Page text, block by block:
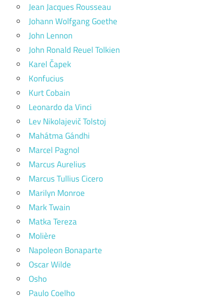
Jean Jacques Rousseau
Johann Wolfgang Goethe
John Lennon
John Ronald Reuel Tolkien
Karel Čapek
Konfucius
Kurt Cobain
Leonardo da Vinci
Lev Nikolajevič Tolstoj
Mahátma Gándhi
Marcel Pagnol
Marcus Aurelius
Marcus Tullius Cicero
Marilyn Monroe
Mark Twain
Matka Tereza
Molière
Napoleon Bonaparte
Oscar Wilde
Osho
Paulo Coelho